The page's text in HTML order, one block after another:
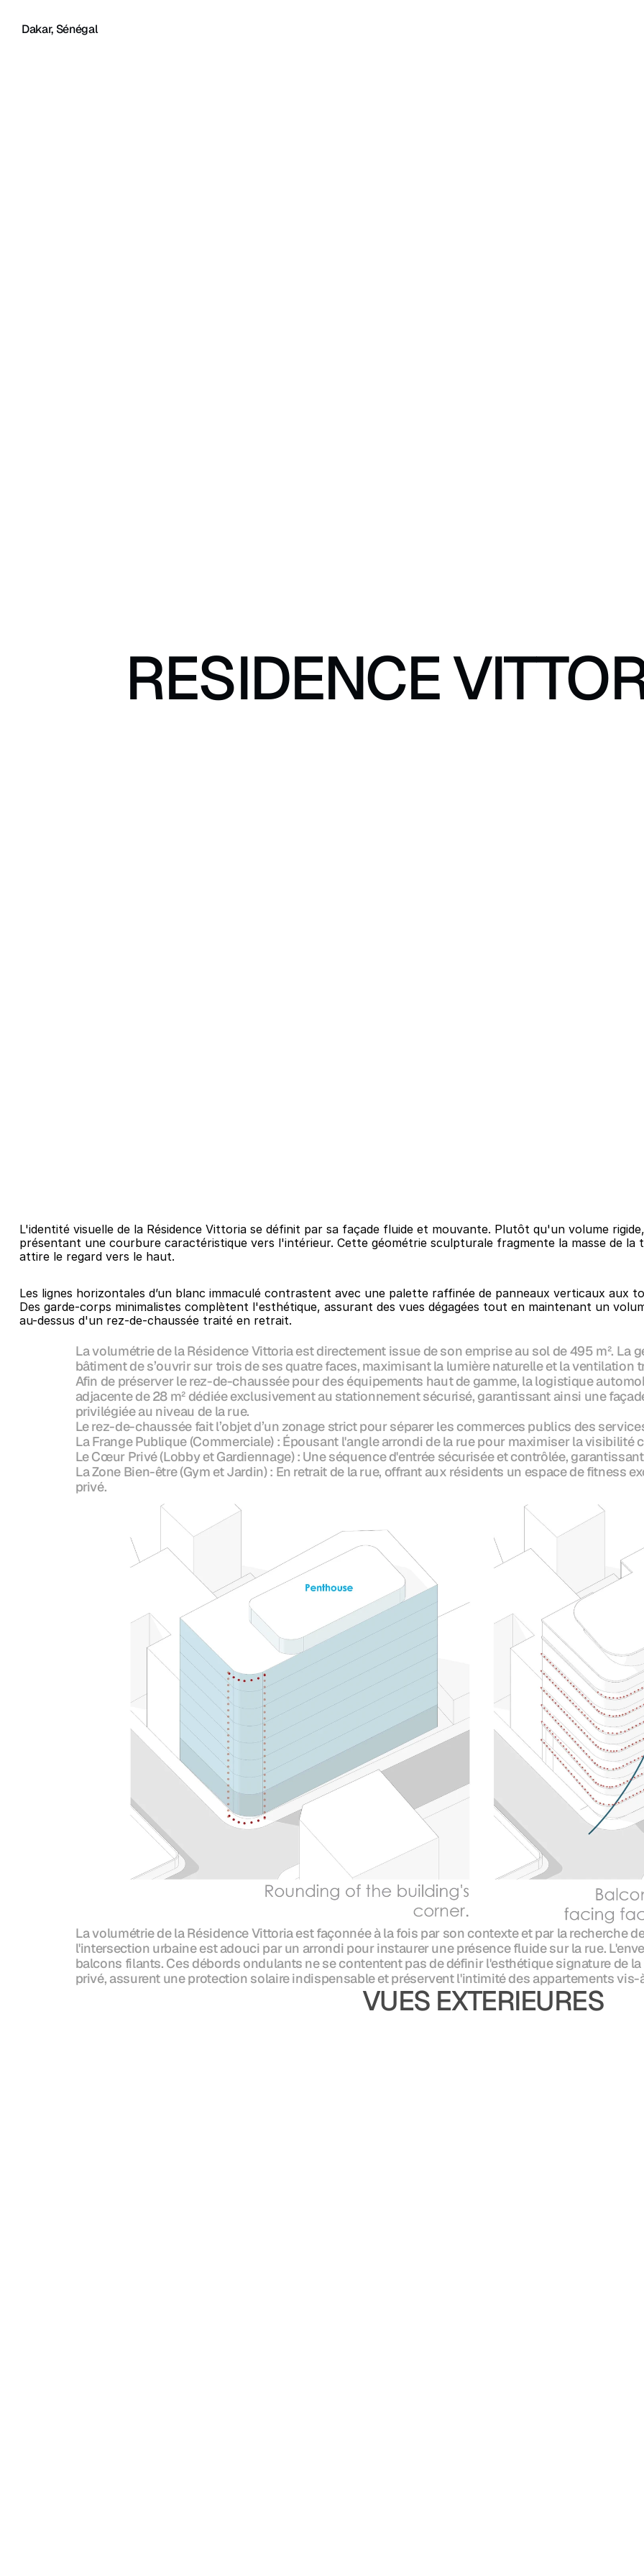
Dakar, Sénégal
RESIDENCE
L'identité visuelle de la Résidence Vittoria se définit par sa façade fluide et mouvante. Plutôt qu'un volume
présentant une courbure caractéristique vers l'intérieur. Cette géométrie sculpturale fragmente la masse de la
attire le regard vers le haut.
Les lignes horizontales d’un blanc immaculé contrastent avec une palette raffinée de panneaux verticaux aux
Des garde-corps minimalistes complètent l'esthétique, assurant des vues dégagées tout en maintenant un
au-dessus d'un rez-de-chaussée traité en retrait.
La volumétrie de la Résidence Vittoria est directement issue de son emprise au sol de 495 m². La
bâtiment de s’ouvrir sur trois de ses quatre faces, maximisant la lumière naturelle et la ventilation
Afin de préserver le rez-de-chaussée pour des équipements haut de gamme, la logistique
adjacente de 28 m² dédiée exclusivement au stationnement sécurisé, garantissant ainsi une
privilégiée au niveau de la rue.
Le rez-de-chaussée fait l’objet d’un zonage strict pour séparer les commerces publics des
La Frange Publique (Commerciale) : Épousant l'angle arrondi de la rue pour maximiser la visibilité
Le Cœur Privé (Lobby et Gardiennage) : Une séquence d'entrée sécurisée et contrôlée,
La Zone Bien-être (Gym et Jardin) : En retrait de la rue, offrant aux résidents un espace de fitness
privé.
La volumétrie de la Résidence Vittoria est façonnée à la fois par son contexte et par la recherche
l'intersection urbaine est adouci par un arrondi pour instaurer une présence fluide sur la rue.
balcons filants. Ces débords ondulants ne se contentent pas de définir l'esthétique signature de
privé, assurent une protection solaire indispensable et préservent l'intimité des appartements vis-
VUES EXTERIEURES